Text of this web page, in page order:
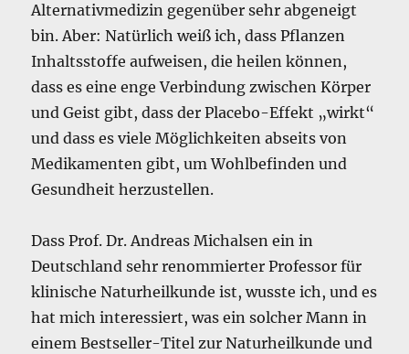
Alternativmedizin gegenüber sehr abgeneigt
bin. Aber: Natürlich weiß ich, dass Pflanzen
Inhaltsstoffe aufweisen, die heilen können,
dass es eine enge Verbindung zwischen Körper
und Geist gibt, dass der Placebo-Effekt „wirkt“
und dass es viele Möglichkeiten abseits von
Medikamenten gibt, um Wohlbefinden und
Gesundheit herzustellen.
Dass Prof. Dr. Andreas Michalsen ein in
Deutschland sehr renommierter Professor für
klinische Naturheilkunde ist, wusste ich, und es
hat mich interessiert, was ein solcher Mann in
einem Bestseller-Titel zur Naturheilkunde und